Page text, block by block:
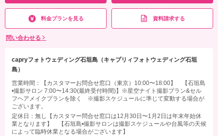
料金プランを見る 資料請求する
問い合わせる
capryフォトウェディング石垣島（キャプリィフォトウェディング石垣
島）
営業時間：【カスタマーお問合せ窓口（東京）10:00〜18:00】 【石垣島
•撮影サロン 7:00〜14:30(最終受付時間)】※星空ナイト撮影プラン&セル
フヘアメイクプランを除く ※撮影スケジュールに準じて変動する場合が
ございます。
定休日：無し【カスタマー問合せ窓口は12月30日〜1月2日は年末年始休
業となります】 【石垣島•撮影サロンは撮影スケジュールや台風等の天候
によって臨時休業となる場合がございます】